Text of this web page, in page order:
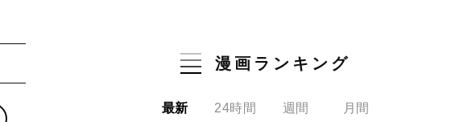
漫画ランキング
最新 24時間 週間 月間